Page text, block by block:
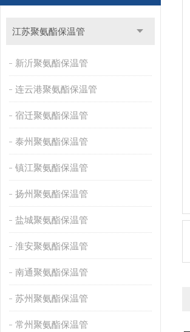
江苏聚氨酯保温管
新沂聚氨酯保温管
连云港聚氨酯保温管
宿迁聚氨酯保温管
泰州聚氨酯保温管
镇江聚氨酯保温管
扬州聚氨酯保温管
盐城聚氨酯保温管
淮安聚氨酯保温管
南通聚氨酯保温管
苏州聚氨酯保温管
常州聚氨酯保温管